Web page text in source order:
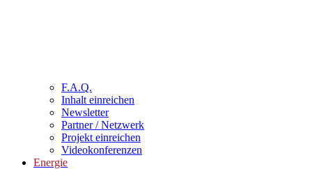
F.A.Q.
Inhalt einreichen
Newsletter
Partner / Netzwerk
Projekt einreichen
Videokonferenzen
Energie